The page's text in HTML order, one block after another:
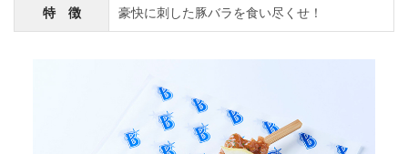
特 徴 豪快に刺した豚バラを食い尽くせ！